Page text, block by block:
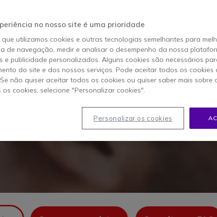
Partilha de ecrã e
sem fios
salas híbridas
a solução para partilhar ecrã e realizar videoconferências
com Microsoft Teams Rooms, Zoom e Google Meet,
cabos para melhorar a colaboração em ambientes híbridos.
no nosso site é uma prioridade
que utilizamos cookies e outras tecnologias semelhantes para
de navegação, medir e analisar o desempenho da nossa
e publicidade personalizados. Alguns cookies são necessários
do site e dos nossos serviços. Pode aceitar todos os cookies
Se não quiser aceitar todos os cookies ou quiser saber mais sobre
os cookies, selecione "Personalizar cookies".
Personalizar os cookies